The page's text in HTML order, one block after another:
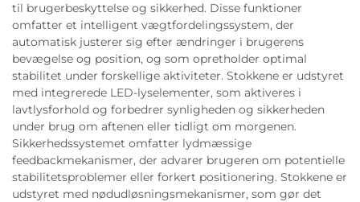
til brugerbeskyttelse og sikkerhed. Disse funktioner
omfatter et intelligent vægtfordelingssystem, der
automatisk justerer sig efter ændringer i brugerens
bevægelse og position, og som opretholder optimal
stabilitet under forskellige aktiviteter. Stokkene er udstyret
med integrerede LED-lyselementer, som aktiveres i
lavtlysforhold og forbedrer synligheden og sikkerheden
under brug om aftenen eller tidligt om morgenen.
Sikkerhedssystemet omfatter lydmæssige
feedbackmekanismer, der advarer brugeren om potentielle
stabilitetsproblemer eller forkert positionering. Stokkene er
udstyret med nødudløsningsmekanismer, som gør det